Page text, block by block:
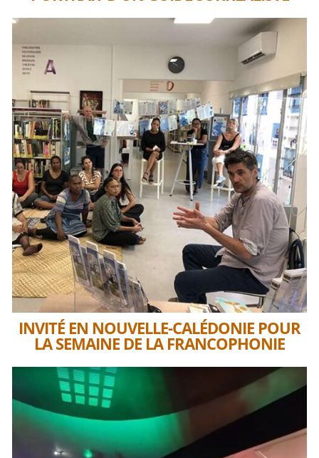
INVITÉ EN NOUVELLE-CALÉDONIE POUR
LA SEMAINE DE LA FRANCOPHONIE